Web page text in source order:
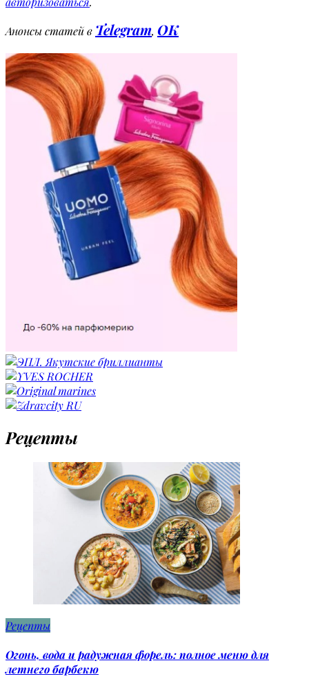
Анонсы статей в Telegram, OK
Рецепты
Рецепты
Огонь, вода и радужная форель: полное меню для
летнего барбекю